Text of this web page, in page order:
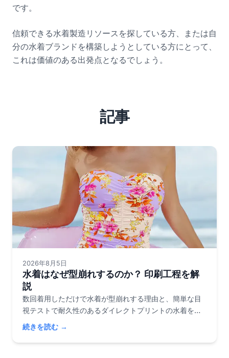
です。
信頼できる水着製造リソースを探している方、または自
分の水着ブランドを構築しようとしている方にとって、
これは価値のある出発点となるでしょう。
記事
2026年8月5日
水着はなぜ型崩れするのか？ 印刷工程を解
説
数回着用しただけで水着が型崩れする理由と、簡単な目
視テストで耐久性のあるダイレクトプリントの水着を見
分ける方法をご覧ください。
続きを読む →